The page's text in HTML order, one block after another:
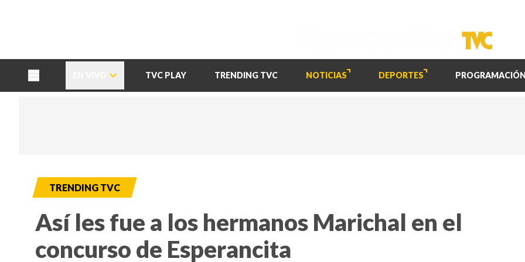
TVC PLAY TRENDING TVC NOTICIAS DEPORTES PROGRAMACIÓN
TRENDING TVC
Así les fue a los hermanos Marichal en el
concurso de Esperancita